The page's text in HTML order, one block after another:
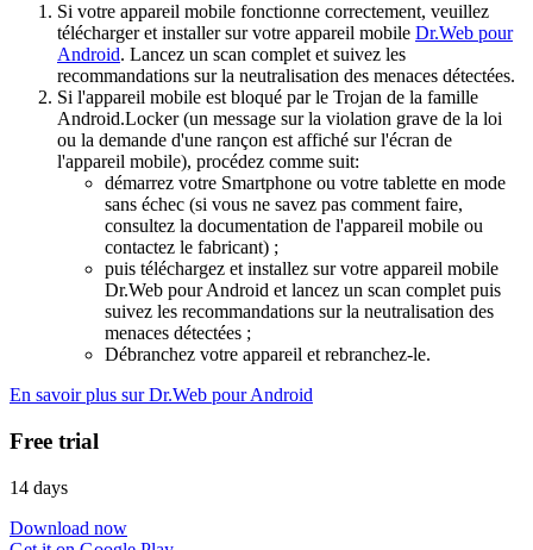
Si votre appareil mobile fonctionne correctement, veuillez
télécharger et installer sur votre appareil mobile Dr.Web pour
Android. Lancez un scan complet et suivez les
recommandations sur la neutralisation des menaces détectées.
Si l'appareil mobile est bloqué par le Trojan de la famille
Android.Locker (un message sur la violation grave de la loi
ou la demande d'une rançon est affiché sur l'écran de
l'appareil mobile), procédez comme suit:
démarrez votre Smartphone ou votre tablette en mode
sans échec (si vous ne savez pas comment faire,
consultez la documentation de l'appareil mobile ou
contactez le fabricant) ;
puis téléchargez et installez sur votre appareil mobile
Dr.Web pour Android et lancez un scan complet puis
suivez les recommandations sur la neutralisation des
menaces détectées ;
Débranchez votre appareil et rebranchez-le.
En savoir plus sur Dr.Web pour Android
Free trial
14 days
Download now